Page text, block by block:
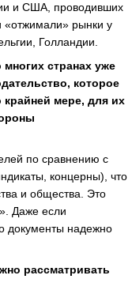
и США, проводивших
«отжимали» рынки у
Голландии.
странах уже
которое
крайней мере, для их
по сравнению с
концерны), что
и общества. Это
Даже если
документы надежно
рассматривать